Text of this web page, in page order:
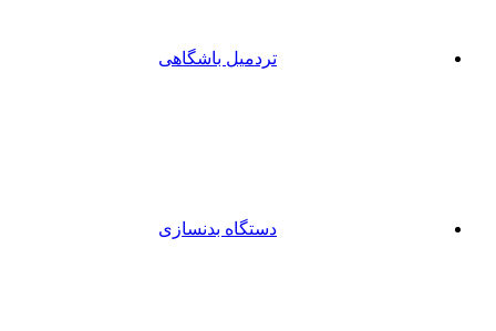
تردمیل باشگاهی
دستگاه بدنسازی